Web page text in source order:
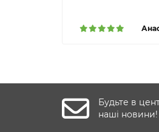
Будьте в
наші